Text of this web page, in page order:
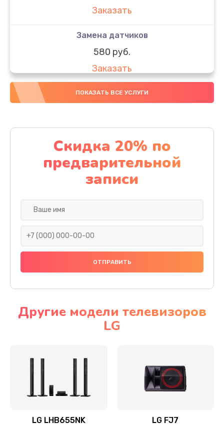
Заказать
Замена датчиков
580 руб.
Заказать
Комплексная чистка
Заказать
Замена дисплея (экрана)
2000 руб.
Заказать
Ремонт платы электроники
Прошивка
Ремонт механики привода
Ремонт / замена кнопок, клавиш, индикаторов,
ПОКАЗАТЬ ВСЕ УСЛУГИ
Скидка 20% по
предварительной
записи
Другие модели телевизоров
LG
LG LHB655NK LG FJ7